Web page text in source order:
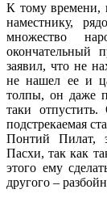
К тому времени,
наместнику,
множество
окончательный
заявил, что не
не нашел ее и
толпы, он даже
таки
подстрекаемая
Понтий Пилат,
Пасхи, так как
этого ему
другого –